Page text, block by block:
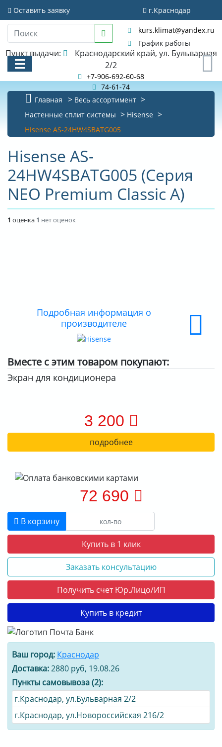
Оставить заявку г.Краснодар
kurs.klimat@yandex.ru
График работы
Пункт выдачи:
2/2
+7-906-692-60-68
74-61-74
КАТАЛОГ
АКЦИИ И РАСПРОДАЖИ
БИБЛИОТЕКА
НОВОСТИ
КОНТАКТЫ
О КОМПАНИИ
Главная
Весь ассортимент
Настенные сплит системы
Hisense
Hisense AS-24HW4SBATG005
Hisense AS-
24HW4SBATG005 (Серия
NEO Premium Classic A)
1 оценка 1 нет оценок
Подробная информация о
производителе
Вместе с этим товаром покупают:
Экран для кондиционера
3 200
подробнее
72 690
В корзину
Купить в 1 клик
Заказать консультацию
Получить счет Юр.Лицо/ИП
Купить в кредит
Ваш город: Краснодар
Доставка:2880 руб, 19.08.26
Пункты самовывоза (2):
г.Краснодар, ул.Бульварная 2/2
г.Краснодар, ул.Новороссийская 216/2